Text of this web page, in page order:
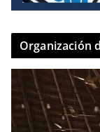
Organización